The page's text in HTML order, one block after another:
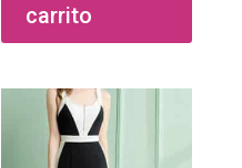
carrito